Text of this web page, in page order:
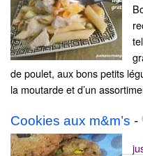
de poulet, aux bons petits
la moutarde et d’un
Cookies aux m&m’s -